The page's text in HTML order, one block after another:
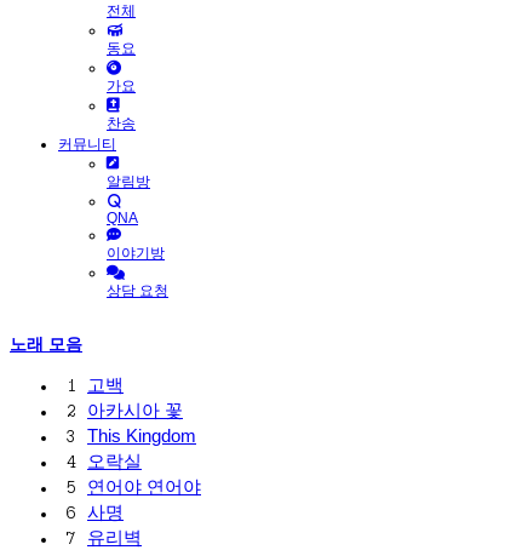
전체
동요
가요
찬송
커뮤니티
알림방
QNA
이야기방
상담 요청
노래 모음
1 고백
2 아카시아 꽃
3 This Kingdom
4 오락실
5 연어야 연어야
6 사명
7 유리벽